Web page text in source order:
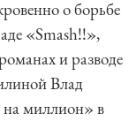
о борьбе
«Smash!!»,
и разводе
Влад
на миллион» в